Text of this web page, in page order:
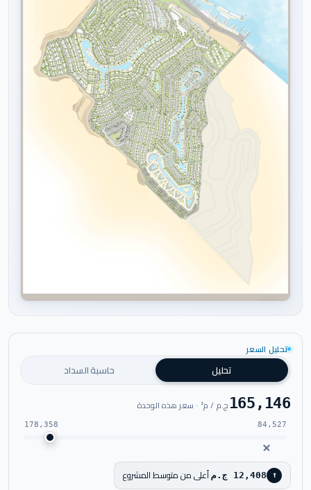
تحليل السعر
تحليل حاسبة السداد
165,146ج.م / م² · سعر هذه الوحدة
84,527
178,358
↑ 12,408 ج.م أعلى من متوسط المشروع